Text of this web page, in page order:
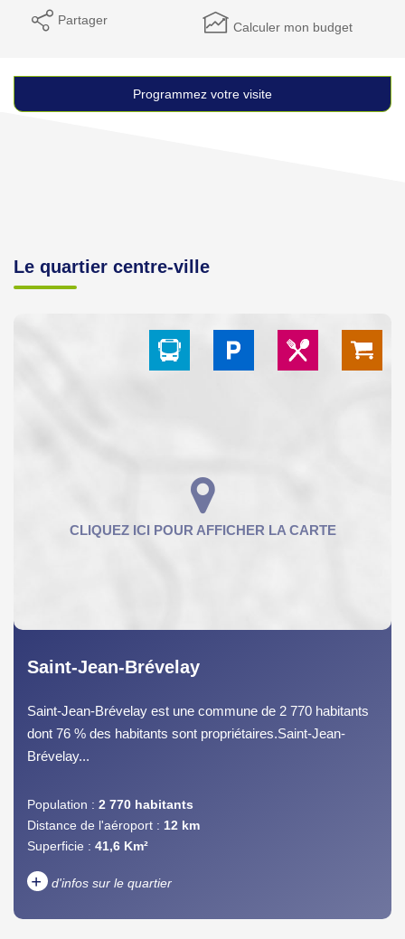
Partager Calculer mon budget
Programmez votre visite
Le quartier centre-ville
Saint-Jean-Brévelay
Saint-Jean-Brévelay est une commune de 2 770 habitants
dont 76 % des habitants sont propriétaires.Saint-Jean-
Brévelay...
Population : 2 770 habitants
Distance de l'aéroport : 12 km
Superficie : 41,6 Km²
+ d'infos sur le quartier